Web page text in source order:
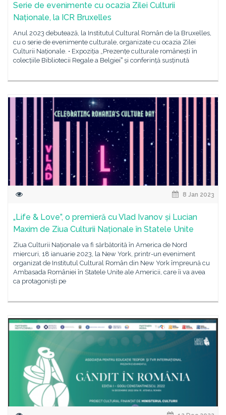
Serie de evenimente cu ocazia Zilei Culturii
Naționale, la ICR Bruxelles
Anul 2023 debutează, la Institutul Cultural Român de la Bruxelles,
cu o serie de evenimente culturale, organizate cu ocazia Zilei
Culturii Naționale. • Expoziția „Prezențe culturale românești în
colecțiile Bibliotecii Regale a Belgieiˮ și conferință susținută
8 Jan 2023
„Life & Love”, o premieră cu Vlad Ivanov și Lucian
Maxim de Ziua Culturii Naționale în Statele Unite
Ziua Culturii Naționale va fi sărbătorită în America de Nord
miercuri, 18 ianuarie 2023, la New York, printr-un eveniment
organizat de Institutul Cultural Român din New York împreună cu
Ambasada României în Statele Unite ale Americii, care îi va avea
ca protagoniști pe